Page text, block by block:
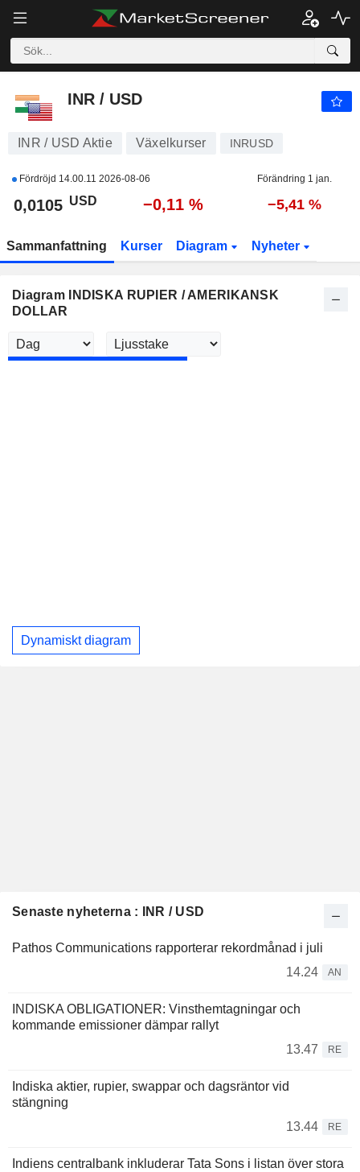
INR / USD
INR / USD
INR / USD Aktie Växelkurser INRUSD
Fördröjd 14.00.11 2026-08-06 Förändring 1 jan.
0,0105 USD −0,11 % −5,41 %
Sammanfattning Kurser Diagram Nyheter
Diagram INDISKA RUPIER / AMERIKANSK
DOLLAR
Dynamiskt diagram
Senaste nyheterna : INR / USD
Pathos Communications rapporterar rekordmånad i juli
14.24
AN
INDISKA OBLIGATIONER: Vinsthemtagningar och
kommande emissioner dämpar rallyt
13.47
RE
Indiska aktier, rupier, swappar och dagsräntor vid
stängning
13.44
RE
Indiens centralbank inkluderar Tata Sons i listan över stora